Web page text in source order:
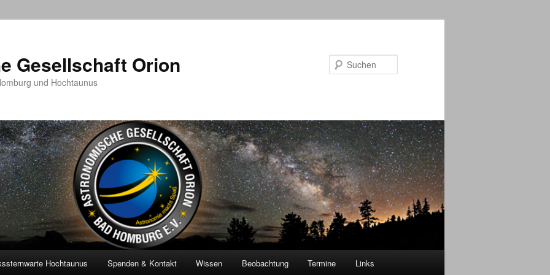
Gesellschaft Orion
und Hochtaunus
Hochtaunus Spenden & Kontakt Wissen Beobachtung Termine Links